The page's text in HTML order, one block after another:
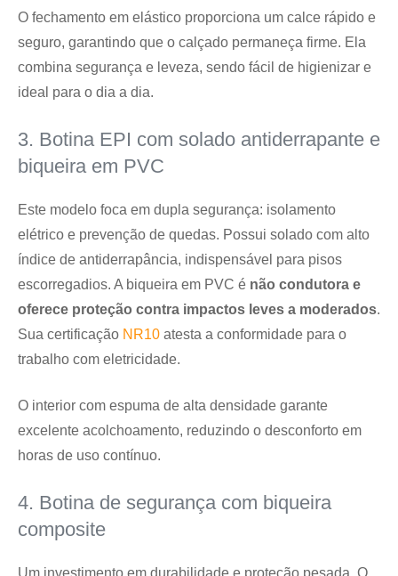
O fechamento em elástico proporciona um calce rápido e
seguro, garantindo que o calçado permaneça firme. Ela
combina segurança e leveza, sendo fácil de higienizar e
ideal para o dia a dia.
3. Botina EPI com solado antiderrapante e
biqueira em PVC
Este modelo foca em dupla segurança: isolamento
elétrico e prevenção de quedas. Possui solado com alto
índice de antiderrapância, indispensável para pisos
escorregadios. A biqueira em PVC é não condutora e
oferece proteção contra impactos leves a moderados.
Sua certificação NR10 atesta a conformidade para o
trabalho com eletricidade.
O interior com espuma de alta densidade garante
excelente acolchoamento, reduzindo o desconforto em
horas de uso contínuo.
4. Botina de segurança com biqueira
composite
Um investimento em durabilidade e proteção pesada. O